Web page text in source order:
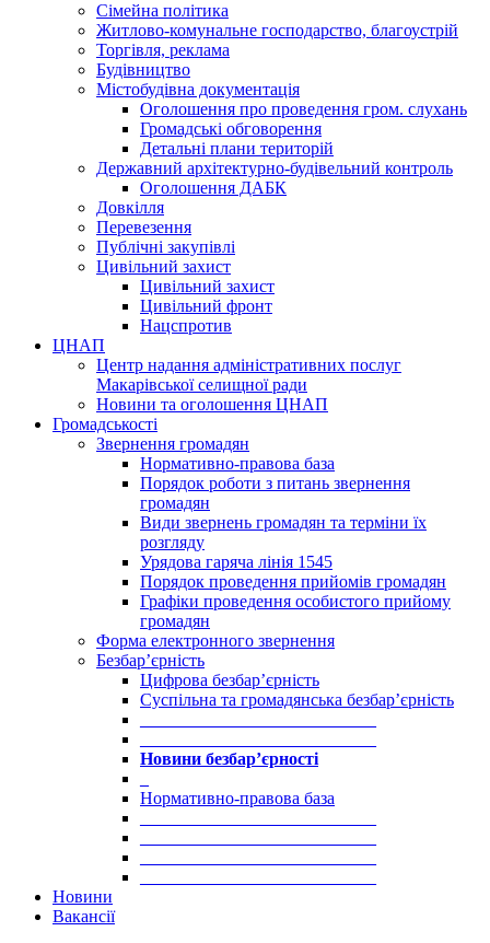
Сімейна політика
Житлово-комунальне господарство, благоустрій
Торгівля, реклама
Будівництво
Містобудівна документація
Оголошення про проведення гром. слухань
Громадські обговорення
Детальні плани територій
Державний архітектурно-будівельний контроль
Оголошення ДАБК
Довкілля
Перевезення
Публічні закупівлі
Цивільний захист
Цивільний захист
Цивільний фронт
Нацспротив
ЦНАП
Центр надання адміністративних послуг
Макарівської селищної ради
Новини та оголошення ЦНАП
Громадськості
Звернення громадян
Нормативно-правова база
Порядок роботи з питань звернення
громадян
Види звернень громадян та терміни їх
розгляду
Урядова гаряча лінія 1545
Порядок проведення прийомів громадян
Графіки проведення особистого прийому
громадян
Форма електронного звернення
Безбар’єрність
Цифрова безбар’єрність
Суспільна та громадянська безбар’єрність
Новини безбар’єрності
Нормативно-правова база
Новини
Вакансії